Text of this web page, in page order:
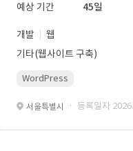
예상 기간
45일
개발
웹
기타(웹사이트 구축)
WordPress
서울특별시 · 등록일자